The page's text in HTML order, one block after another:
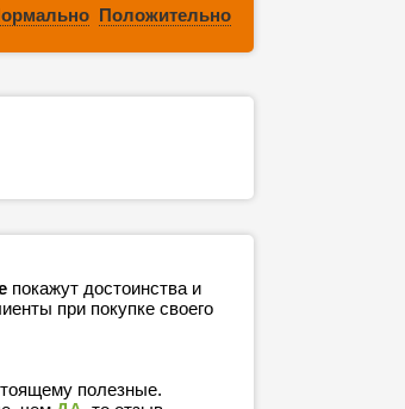
Положительно
покажут достоинства и
при покупке своего
полезные.